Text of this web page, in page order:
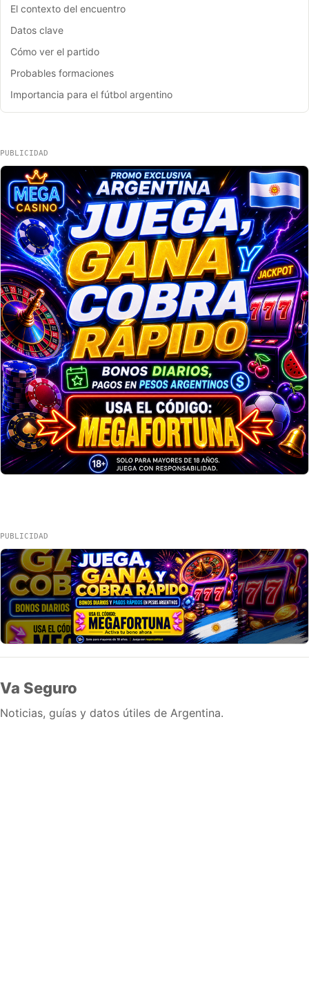
El contexto del encuentro
Datos clave
Cómo ver el partido
Probables formaciones
Importancia para el fútbol argentino
PUBLICIDAD
PUBLICIDAD
Va Seguro
Noticias, guías y datos útiles de Argentina.